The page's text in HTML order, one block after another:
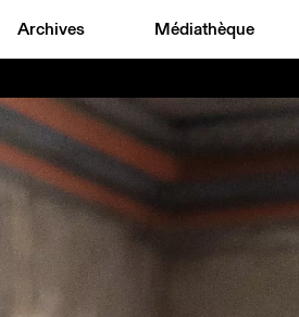
Archives Médiathèque